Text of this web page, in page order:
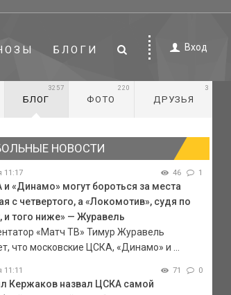
БЛОГИ Вход
БЛОГ
3257
ФОТО
220
ДРУЗЬЯ
3
НОВОСТИ
11:17 46 1
«Динамо» могут бороться за места
с четвертого, а «Локомотив», судя по
и того ниже» — Журавель
«Матч ТВ» Тимур Журавель
что московские ЦСКА, «Динамо» и ...
11:11 71 0
Кержаков назвал ЦСКА самой